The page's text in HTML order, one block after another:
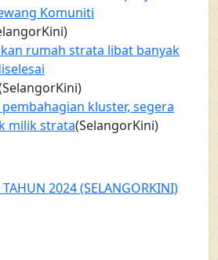
Komuniti
rumah strata libat banyak
pembahagian kluster, segera
milik strata(SelangorKini)
TAHUN 2024 (SELANGORKINI)